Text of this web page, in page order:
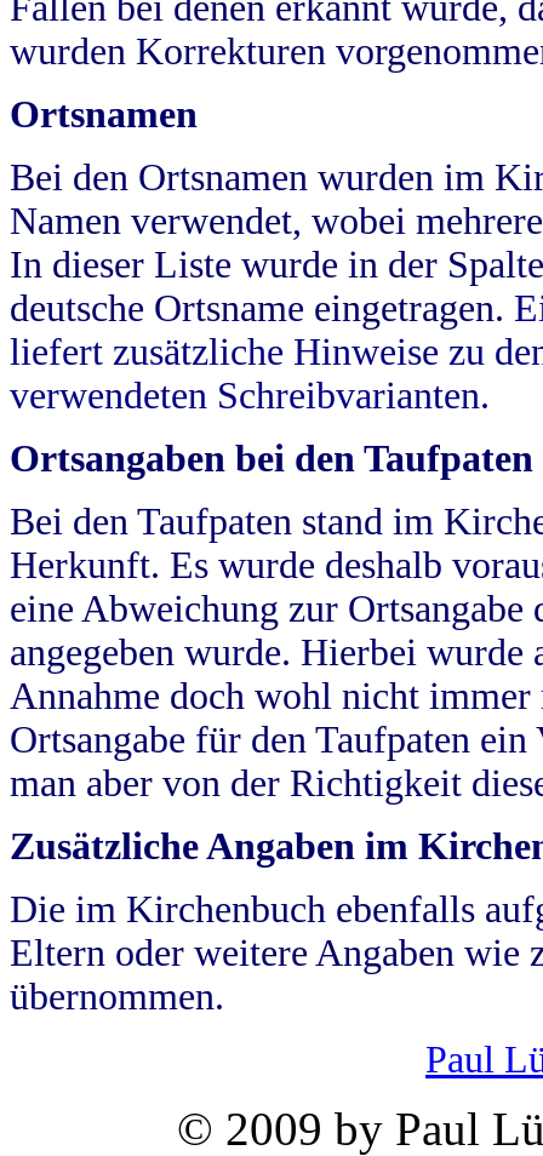
wurden Korrekturen
Ortsnamen
Bei den Ortsnamen wurden im
Namen verwendet, wobei
In dieser Liste wurde in der
deutsche Ortsname eingetragen.
liefert zusätzliche Hinweise zu
verwendeten Schreibvarianten.
Ortsangaben bei den Taufpaten
Bei den Taufpaten stand im
Herkunft. Es wurde deshalb
eine Abweichung zur
angegeben wurde. Hierbei wurde
Annahme doch wohl nicht
Ortsangabe für den Taufpaten
man aber von der Richtigkeit
Zusätzliche Angaben im
Die im Kirchenbuch ebenfalls
Eltern oder weitere Angaben wie
übernommen.
Paul
© 2009 by Paul